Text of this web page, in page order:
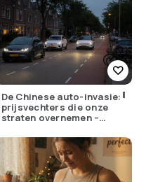
De Chinese auto-invasie:
prijsvechters die onze
straten overnemen –
écht?